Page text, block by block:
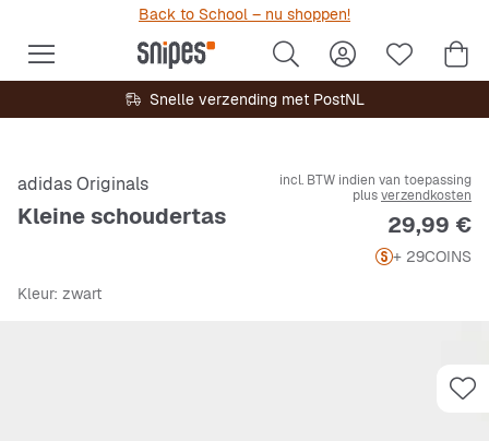
Back to School – nu shoppen!
Snelle verzending met PostNL
adidas Originals
Kleine schoudertas
incl. BTW indien van toepassing
plusverzendkosten
Prijs
29,99 €
+ 29COINS
Kleur: zwart